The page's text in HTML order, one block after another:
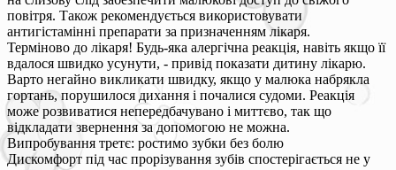
повітря. Також рекомендується використовувати
антигістамінні препарати за призначенням лікаря.
Терміново до лікаря! Будь-яка алергічна реакція, навіть якщо її
вдалося швидко усунути, - привід показати дитину лікарю.
Варто негайно викликати швидку, якщо у малюка набрякла
гортань, порушилося дихання і почалися судоми. Реакція
може розвиватися непередбачувано і миттєво, так що
відкладати звернення за допомогою не можна.
Випробування третє: ростимо зубки без болю
Дискомфорт під час прорізування зубів спостерігається не у